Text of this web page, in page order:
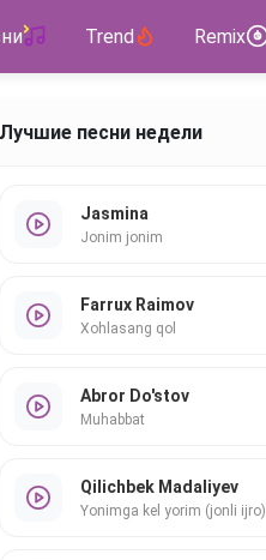
Trend Remix
Лучшие песни недели
Jasmina
Jonim jonim
Farrux Raimov
Xohlasang qol
Abror Do'stov
Muhabbat
Qilichbek Madaliyev
Yonimga kel yorim (jonli ijro)